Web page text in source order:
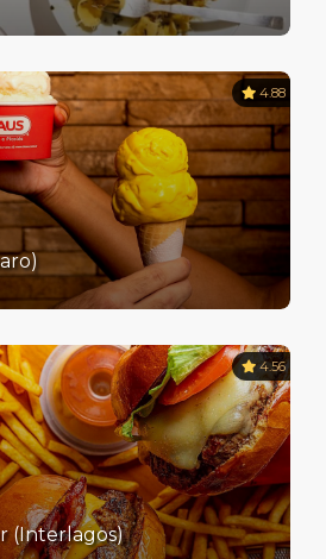
4.88
4.56
(Interlagos)